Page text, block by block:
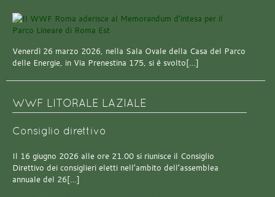
Venerdì 26 marzo 2026, nella Sala Ovale della Casa del Parco
delle Energie, in Via Prenestina 175, si è svolto[…]
WWF LITORALE LAZIALE
Consiglio direttivo
Il 16 giugno 2026 alle ore 21.00 si riunisce il Consiglio
Direttivo dei consiglieri eletti nell’ambito dell’assemblea
annuale del 26[…]